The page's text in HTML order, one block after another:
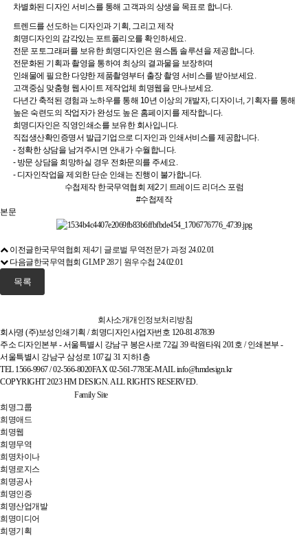
차별화된 디자인 서비스를 통해 고객과의 상생을 목표로 합니다.
트렌드를 선도하는 디자인과 기획, 그리고 제작
희명디자인의 감각있는 포트폴리오를 확인하세요.
전문 포토그래퍼를 보유한 희명디자인은 원스톱 솔루션을 제공합니다.
전문화된 기획과 촬영을 통하여 최상의 결과물을 보장하며
인쇄물에 필요한 다양한 제품촬영부터 출장 촬영 서비스를 받아보세요.
고객중심 맞춤형 웹사이트 제작업체 희명웹을 만나보세요.
다년간 축적된 경험과 노하우를 통해 10년 이상의 개발자, 디자이너, 기획자를 통해
높은 숙련도의 작업자가 완성도 높은 홈페이지를 제작합니다.
희명디자인은 직영인쇄소를 보유한 회사입니다.
직접생산확인증명서 발급기업으로 디자인과 인쇄서비스를 제공합니다.
- 정확한 상담을 남겨주시면 안내가 수월합니다.
- 방문 상담을 희망하실 경우 전화문의를 주세요.
- 디자인작업을 제외한 단순 인쇄는 진행이 불가합니다.
수첩제작 한국무역협회 제2기 트레이드 리더스 포럼
#수첩제작
본문
이전글한국무역협회 제4기 글로벌 무역전문가 과정 24.02.01
다음글한국무역협회 GLMP 28기 원우수첩 24.02.01
목록
회사소개개인정보처리방침
회사명 (주)보성인쇄기획 / 희명디자인사업자번호 120-81-87839
주소 디자인본부 - 서울특별시 강남구 봉은사로 72길 39 락원타워 201호 / 인쇄본부 -
서울특별시 강남구 삼성로 107길 31 지하1층
TEL1566-9967 / 02-566-8020FAX 02-561-7785E-MAILinfo@hmdesign.kr
COPYRIGHT 2023 HM DESIGN. ALL RIGHTS RESERVED.
Family Site
희명그룹
희명애드
희명웹
희명무역
희명차이나
희명로지스
희명공사
희명인증
희명산업개발
희명미디어
희명기획